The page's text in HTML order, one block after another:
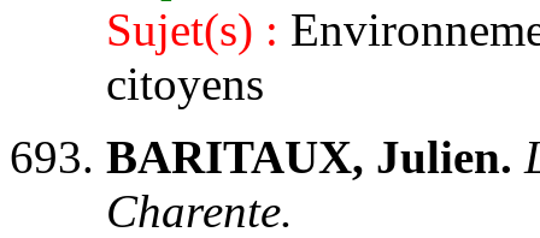
Sujet(s) :
citoyens
BARITAUX, Julien.
Charente.